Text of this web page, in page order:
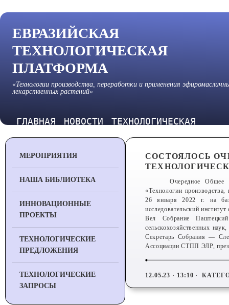
ЕВРАЗИЙСКАЯ
ТЕХНОЛОГИЧЕСКАЯ
ПЛАТФОРМА
«Технологии производства, переработки и применения
лекарственных растений»
ГЛАВНАЯ НОВОСТИ
ТЕХНОЛОГИЧЕСКАЯ
МЕРОПРИЯТИЯ
НАША БИБЛИОТЕКА
ИННОВАЦИОННЫЕ
ПРОЕКТЫ
ТЕХНОЛОГИЧЕСКИЕ
ПРЕДЛОЖЕНИЯ
ТЕХНОЛОГИЧЕСКИЕ
ЗАПРОСЫ
СОСТОЯЛОСЬ
Очередное Общее
«Технологии
26 января 2022 г. на
исследовательский
Вел Собрание
сельскохозяйственных
Секретарь Собрания —
Ассоциации СТПП ЭЛР,
12.05.23 · 13:10 ·